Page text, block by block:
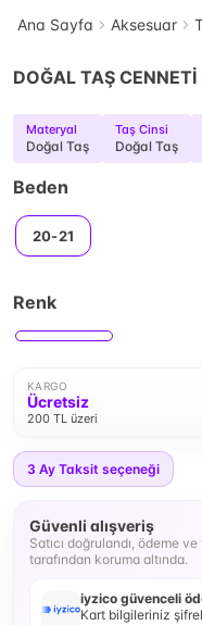
Ana Sayfa Aksesuar
DOĞAL TAŞ CENNETİ
Materyal
Doğal Taş
Taş Cinsi
Doğal Taş
Beden
20-21
Renk
KARGO
Ücretsiz
200 TL üzeri
3 Ay Taksit seçeneği
Güvenli alışveriş
Satıcı doğrulandı, ödeme
tarafından koruma altında.
iyzico güvenceli
Kart bilgileriniz